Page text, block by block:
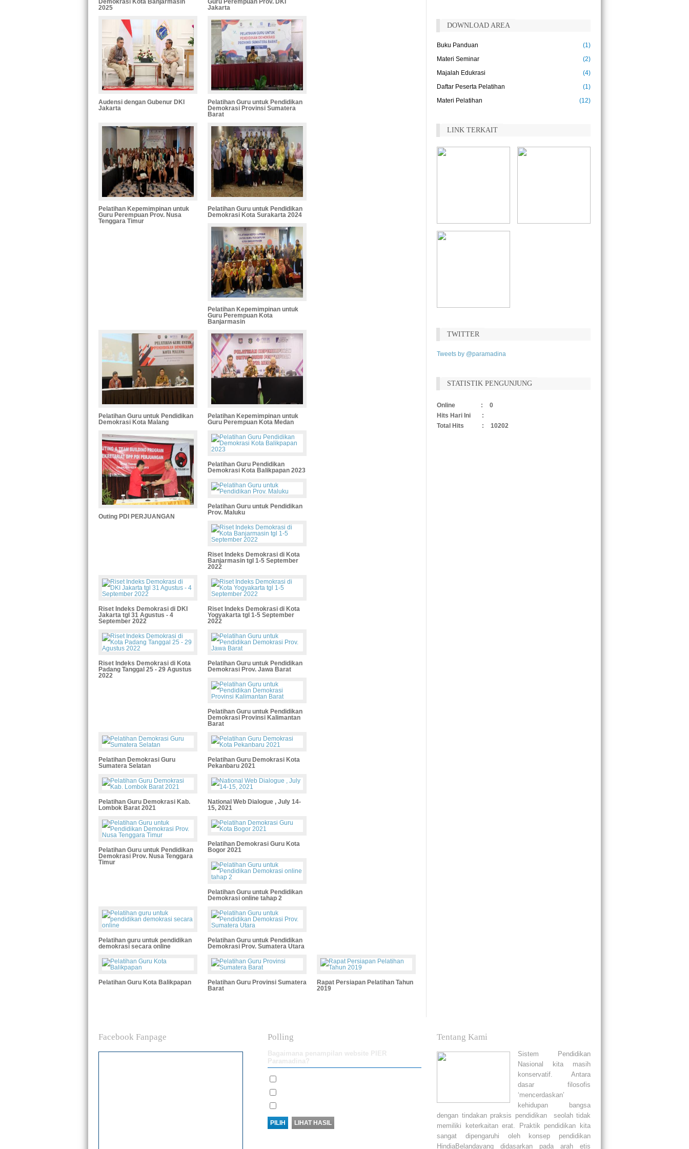
Demokrasi Kota Banjarmasin
2025
Guru Perempuan Prov. DKI
Jakarta
Audensi dengan Gubenur DKI
Jakarta
Pelatihan Guru untuk Pendidikan
Demokrasi Provinsi Sumatera
Barat
Pelatihan Kepemimpinan untuk
Guru Perempuan Prov. Nusa
Tenggara Timur
Pelatihan Guru untuk Pendidikan
Demokrasi Kota Surakarta 2024
Pelatihan Kepemimpinan untuk
Guru Perempuan Kota
Banjarmasin
Pelatihan Guru untuk Pendidikan
Demokrasi Kota Malang
Pelatihan Kepemimpinan untuk
Guru Perempuan Kota Medan
Outing PDI PERJUANGAN
Pelatihan Guru Pendidikan
Demokrasi Kota Balikpapan 2023
Pelatihan Guru untuk Pendidikan
Prov. Maluku
Riset Indeks Demokrasi di Kota
Banjarmasin tgl 1-5 September
2022
Riset Indeks Demokrasi di DKI
Jakarta tgl 31 Agustus - 4
September 2022
Riset Indeks Demokrasi di Kota
Yogyakarta tgl 1-5 September
2022
Riset Indeks Demokrasi di Kota
Padang Tanggal 25 - 29 Agustus
2022
Pelatihan Guru untuk Pendidikan
Demokrasi Prov. Jawa Barat
Pelatihan Guru untuk Pendidikan
Demokrasi Provinsi Kalimantan
Barat
Pelatihan Demokrasi Guru
Sumatera Selatan
Pelatihan Guru Demokrasi Kota
Pekanbaru 2021
Pelatihan Guru Demokrasi Kab.
Lombok Barat 2021
National Web Dialogue , July 14-
15, 2021
Pelatihan Guru untuk Pendidikan
Demokrasi Prov. Nusa Tenggara
Timur
Pelatihan Demokrasi Guru Kota
Bogor 2021
Pelatihan Guru untuk Pendidikan
Demokrasi online tahap 2
Pelatihan guru untuk pendidikan
demokrasi secara online
Pelatihan Guru untuk Pendidikan
Demokrasi Prov. Sumatera Utara
Pelatihan Guru Kota Balikpapan
Pelatihan Guru Provinsi Sumatera
Barat
Rapat Persiapan Pelatihan Tahun
2019
(Aristotle)
Hiduplah seakan kamu akan mati besok,
belajarlah seakan kamu akan hidup
selamanya.
Pendidikan adalah tiket ke masa depan, hari
esok dimiliki oleh orang-orang yang
mempersiapkan dirinyasejak hari ini.
pendidikan adalah kehidupan itu sendiri.
pendidikan meningkat. Namun, jika kualitas
guru meningkat, kualitas pendidikan pasti
DOWNLOAD AREA
Buku Panduan
(1)
Materi Seminar
(2)
Majalah Edukrasi
(4)
Daftar Peserta Pelatihan
(1)
Materi Pelatihan
(12)
LINK TERKAIT
TWITTER
Tweets by @paramadina
STATISTIK PENGUNJUNG
Online :
0
Hits Hari Ini
:
Total Hits
: 10202
Facebook Fanpage Polling Tentang Kami
Sistem Pendidikan
Nasional kita masih
konservatif. Antara
dasar filosofis
‘mencerdaskan’
kehidupan bangsa
dengan tindakan praksis pendidikan seolah tidak
memiliki keterkaitan erat. Praktik pendidikan kita
sangat dipengaruhi oleh konsep pendidikan
HindiaBelandayang didasarkan pada arah etis